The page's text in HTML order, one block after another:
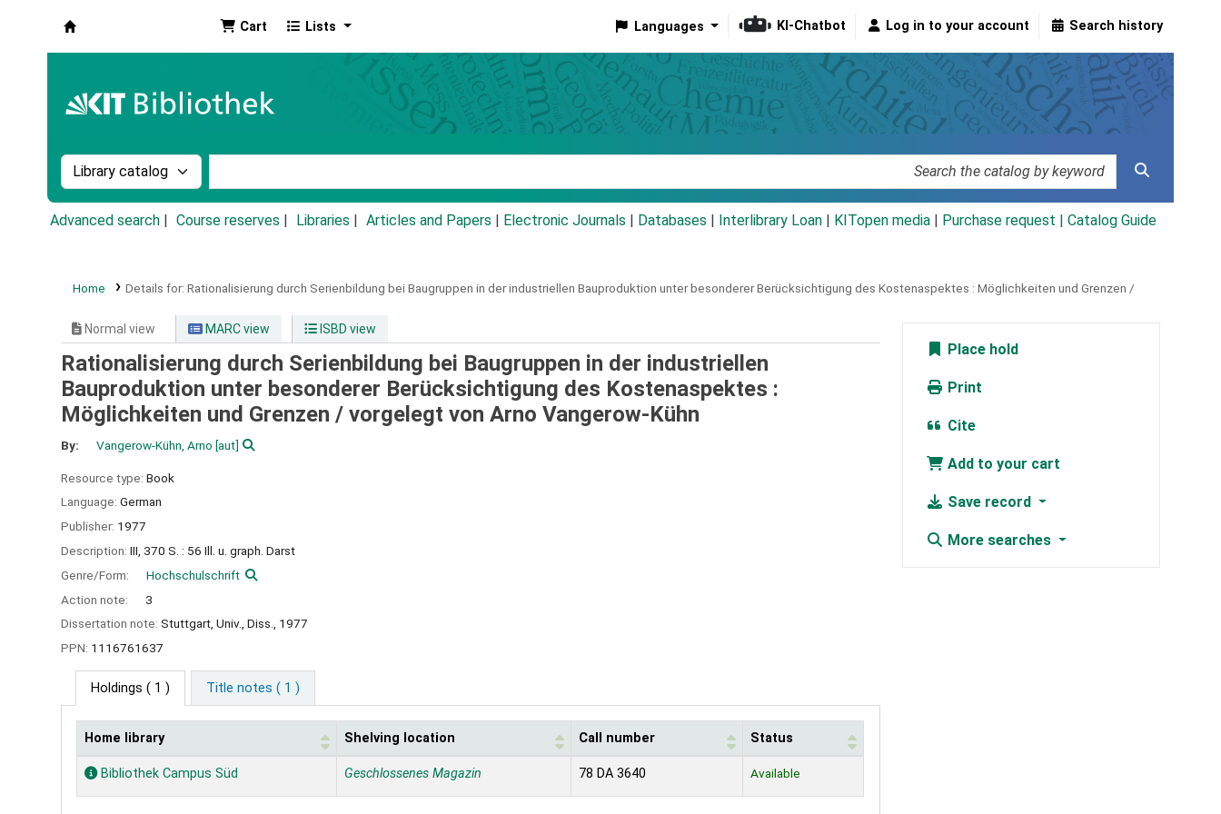
Cart Lists Languages KI-Chatbot Log in to your account Search history
Search the catalog by:
Advanced search Course reserves Libraries Articles and Papers Electronic Journals Databases Interlibrary Loan KITopen media Purchase request | Catalog Guide
Home Details for: Rationalisierung durch Serienbildung bei Baugruppen in der industriellen Bauproduktion unter besonderer Berücksichtigung des Kostenaspektes : Möglichkeiten und Grenzen /
Normal view MARC view ISBD view
Rationalisierung durch Serienbildung bei Baugruppen in der industriellen
Bauproduktion unter besonderer Berücksichtigung des Kostenaspektes :
Möglichkeiten und Grenzen / vorgelegt von Arno Vangerow-Kühn
By: Vangerow-Kühn, Arno [aut]
Resource type: Book
Language: German
Publisher: 1977
Description: III, 370 S. : 56 Ill. u. graph. Darst
Genre/Form:
Hochschulschrift
Action note:
3
Dissertation note: Stuttgart, Univ., Diss., 1977
PPN: 1116761637
Holdings ( 1 ) Title notes ( 1 )
Holdings
Home library Shelving location Call number Status
Bibliothek Campus Süd Geschlossenes Magazin 78 DA 3640 Available
Place hold
Print
Cite
Add to your cart
Save record
More searches